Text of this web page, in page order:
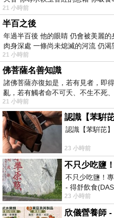
21 小時前
半百之後
年過半百後 他的眼睛 仍會被美麗
肉身深處 一條尚未熄滅的河流 仍
21 小時前
佛菩薩名善知識
諸佛菩薩亦復如是，若有見者，即
亂，若有觸者命不可夭、不生不死
受
21 小時前
認識【苯騈
認識【苯騈芘
23 小時前
不只少吃鹽！
- 得舒飲食
https://
posts/157966
23 小時前